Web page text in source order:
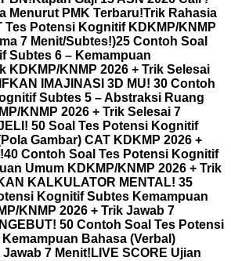
Menurut PMK Terbaru!Trik Rahasia
Tes Potensi Kognitif KDKMP/KNMP
7 Menit/Subtes!)25 Contoh Soal
Subtes 6 – Kemampuan
KDKMP/KNMP 2026 + Trik Selesai
IMAJINASI 3D MU! 30 Contoh
Subtes 5 – Abstraksi Ruang
KNMP 2026 + Trik Selesai 7
50 Soal Tes Potensi Kognitif
Gambar) CAT KDKMP 2026 +
40 Contoh Soal Tes Potensi Kognitif
Umum KDKMP/KNMP 2026 + Trik
KALKULATOR MENTAL! 35
Kognitif Subtes Kemampuan
KNMP 2026 + Trik Jawab 7
50 Contoh Soal Tes Potensi
Bahasa (Verbal)
Jawab 7 Menit! LIVE SCORE Ujian